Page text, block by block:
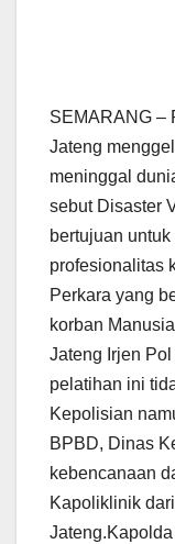
SEMARANG –
Jateng
meninggal
sebut Disaster
bertujuan
profesionalitas
Perkara yang
korban
Jateng Irjen
pelatihan ini
Kepolisian
BPBD, Dinas
kebencanaan
Kapoliklinik